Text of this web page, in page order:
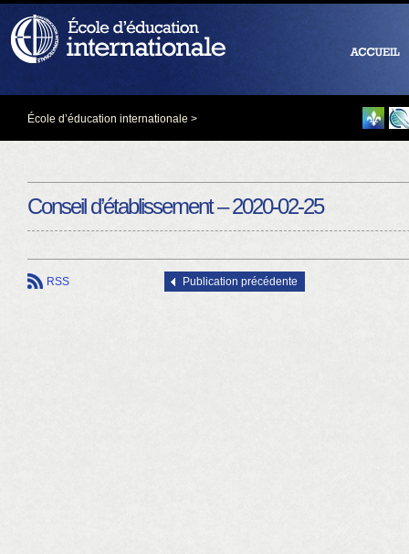
École d’éducation internationale >
Conseil d’établissement – 2020-02-25
RSS Publication précédente